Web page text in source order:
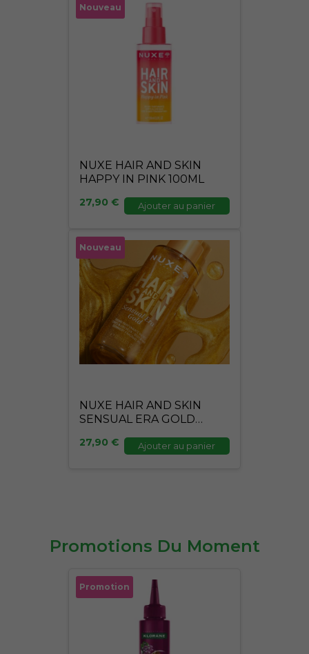
Nouveau
NUXE HAIR AND SKIN
HAPPY IN PINK 100ML
27,90 € Ajouter au panier
Nouveau
NUXE HAIR AND SKIN
SENSUAL ERA GOLD
27,90 € Ajouter au panier
Promotions Du Moment
Promotion
Le
prix
Le
prix
24,90 €.